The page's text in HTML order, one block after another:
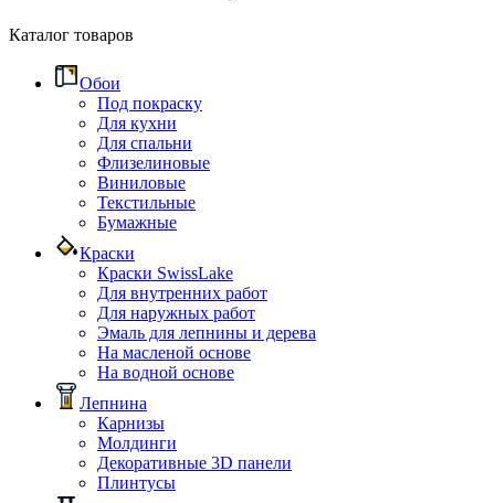
Каталог товаров
Обои
Под покраску
Для кухни
Для спальни
Флизелиновые
Виниловые
Текстильные
Бумажные
Краски
Краски SwissLake
Для внутренних работ
Для наружных работ
Эмаль для лепнины и дерева
На масленой основе
На водной основе
Лепнина
Карнизы
Молдинги
Декоративные 3D панели
Плинтусы